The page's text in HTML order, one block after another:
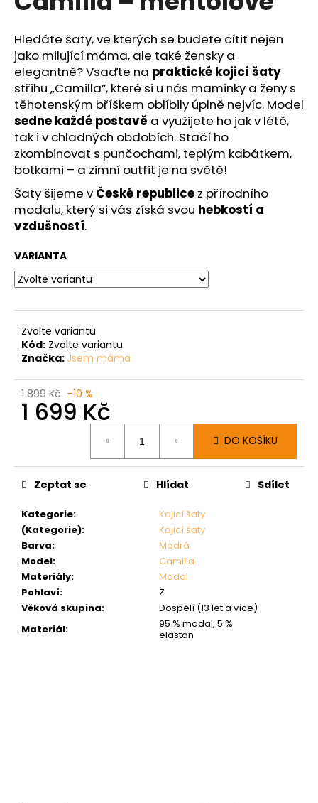
z
hvězdiček.
Hledáte šaty, ve kterých se budete cítit nejen
jako milující máma, ale také žensky a
elegantně? Vsaďte na praktické kojicí šaty
střihu „Camilla”, které si u nás maminky a ženy s
těhotenským bříškem oblíbily úplně nejvíc. Model
sedne každé postavě a využijete ho jak v létě,
tak i v chladných obdobích. Stačí ho
zkombinovat s punčochami, teplým kabátkem,
botkami – a zimní outfit je na světě!
Šaty šijeme v České republice z přírodního
modalu, který si vás získá svou hebkostí a
vzdušností.
VARIANTA
Zvolte variantu
Kód: Zvolte variantu
Značka: Jsem máma
1 899 Kč –10 %
1 699 Kč
DO KOŠÍKU
Kategorie:
Kojicí šaty
(Kategorie):
Kojicí šaty
Barva:
Modrá
Model:
Camilla
Materiály:
Modal
Pohlaví:
Ž
Věková skupina:
Dospělí (13 let a více)
Materiál:
95 % modal, 5 %
elastan
Zeptat se Hlídat Sdílet
j
e
m
e